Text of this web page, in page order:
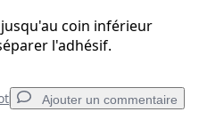
coin inférieur
l'adhésif.
Ajouter un commentaire